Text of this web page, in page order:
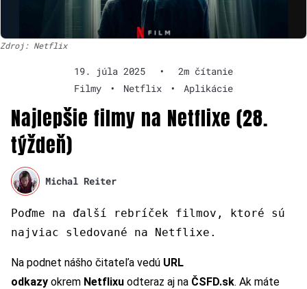
Zdroj: Netflix
19. júla 2025 •
2m čítanie
Filmy
• Netflix • Aplikácie
Najlepšie filmy na Netflixe (28.
týždeň)
Michal Reiter
Poďme na ďalší rebríček filmov, ktoré sú
najviac sledované na Netflixe.
Na podnet nášho čitateľa vedú URL
odkazy okrem Netflixu odteraz aj na ČSFD.sk. Ak máte